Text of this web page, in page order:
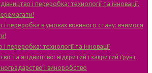
і переробка: технології та інновації.
і переробка в умовах воєнного стану: вчимося
і переробка: технології та інновації
та ягідництво: відкритий і закритий ґрунт
і виноробство